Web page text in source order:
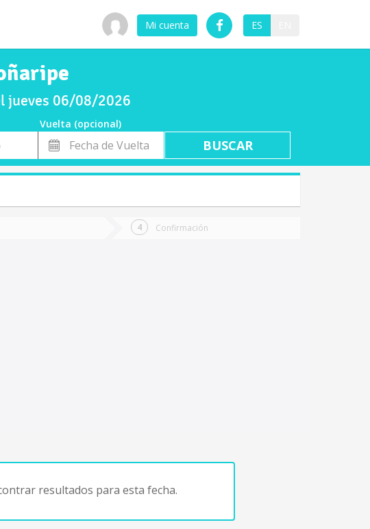
Mi cuenta ES
jueves 06/08/2026
Vuelta (opcional)
Fecha
de
Vuelta
Confirmación
resultados para esta fecha.